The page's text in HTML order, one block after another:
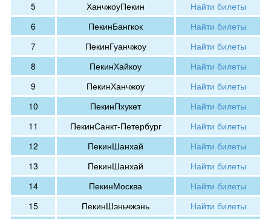
5 ХанчжоуПекин
Найти билеты
6
ПекинБангкок
Найти билеты
7
ПекинГуанчжоу
Найти билеты
8
ПекинХайкоу
Найти билеты
9
ПекинХанчжоу
Найти билеты
10
ПекинПхукет
Найти билеты
11
ПекинСанкт-Петербург
Найти билеты
12
ПекинШанхай
Найти билеты
13
ПекинШанхай
Найти билеты
14
ПекинМосква
Найти билеты
15
ПекинШэньчжэнь
Найти билеты